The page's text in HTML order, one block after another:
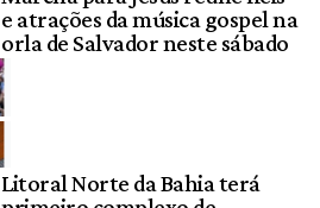
e atrações da música gospel na
orla de Salvador neste sábado
Litoral Norte da Bahia terá